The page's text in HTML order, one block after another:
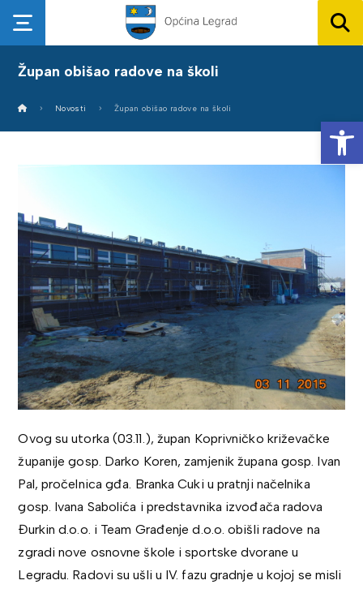
Župan obišao radove na školi
Novosti Župan obišao radove na školi
Ovog su utorka (03.11.), župan Koprivničko križevačke
županije gosp. Darko Koren, zamjenik župana gosp. Ivan
Pal, pročelnica gđa. Branka Cuki u pratnji načelnika
gosp. Ivana Sabolića i predstavnika izvođača radova
Đurkin d.o.o. i Team Građenje d.o.o. obišli radove na
zgradi nove osnovne škole i sportske dvorane u
Legradu. Radovi su ušli u IV. fazu gradnje u kojoj se misli